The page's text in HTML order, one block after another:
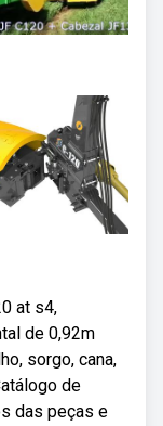
at s4,
de 0,92m
sorgo, cana,
de
das peças e